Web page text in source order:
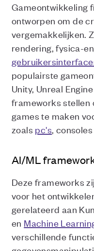
Gameontwikkeling
ontworpen om de
vergemakkelijken.
rendering, fysica-
populairste
Unity, Unreal
frameworks stellen
games te maken
zoals pc's,
AI/ML
Deze frameworks
voor het
gerelateerd aan
en Machine
verschillende